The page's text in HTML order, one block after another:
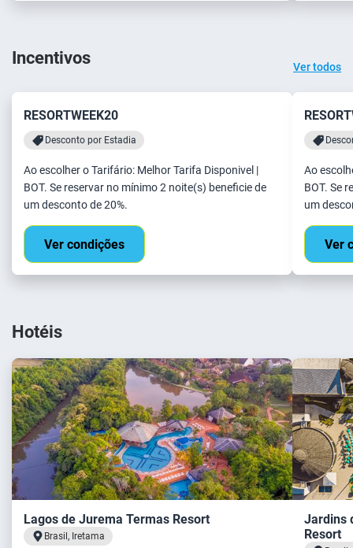
Incentivos Ver todos
RESORTWEEK20
Desconto por Estadia
Ao escolher o Tarifário: Melhor Tarifa Disponivel |
BOT. Se reservar no mínimo 2 noite(s) beneficie de
um desconto de 20%.
Ver condições
Ao
BOT. Se
um
Ver
Hotéis
Lagos de Jurema Termas Resort
Brasil, Iretama
Jardins
Resort